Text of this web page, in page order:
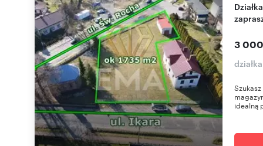
Działka 1735 m² z garażem pod działalność -
3
idealną